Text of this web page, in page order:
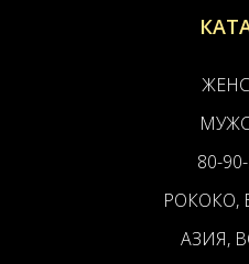
80-
РОКОКО,
АЗИЯ,